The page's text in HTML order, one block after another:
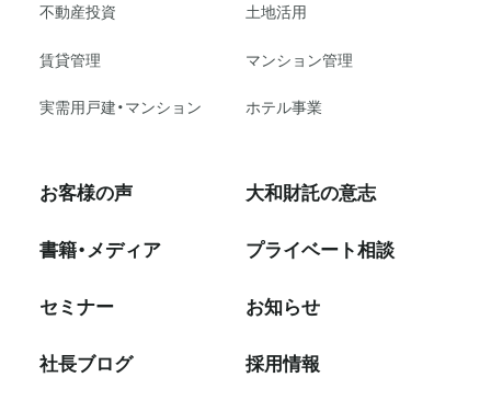
不動産投資
⼟地活⽤
賃貸管理
マンション管理
実需用戸建・マンション
ホテル事業
お客様の声
書籍・メディア
セミナー
社⻑ブログ
大和財託の意志
プライベート相談
お知らせ
採⽤情報